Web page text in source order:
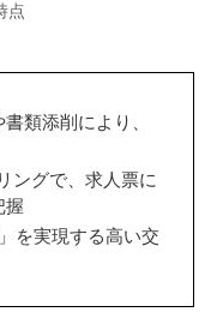
点
類添削により、
ングで、求人票に
握
を実現する高い交